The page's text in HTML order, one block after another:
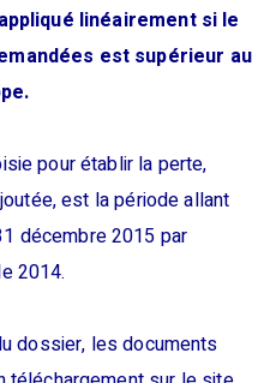
linéairement si le
est supérieur au
pour établir la perte,
est la période allant
décembre 2015 par
2014.
dossier, les documents